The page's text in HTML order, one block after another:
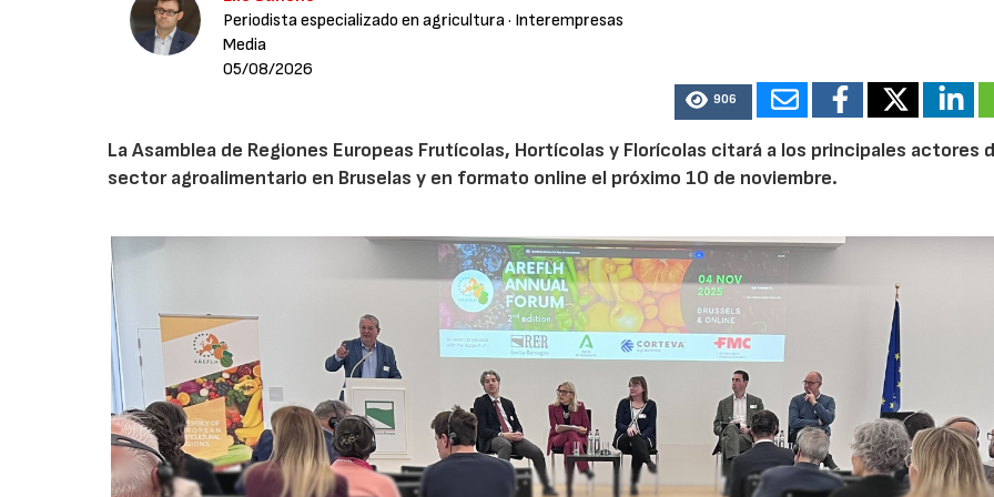
Periodista especializado en agricultura· Interempresas
Media
05/08/2026
906
La Asamblea de Regiones Europeas Frutícolas, Hortícolas y Florícolas citará a los principales actores
sector agroalimentario en Bruselas y en formato online el próximo 10 de noviembre.